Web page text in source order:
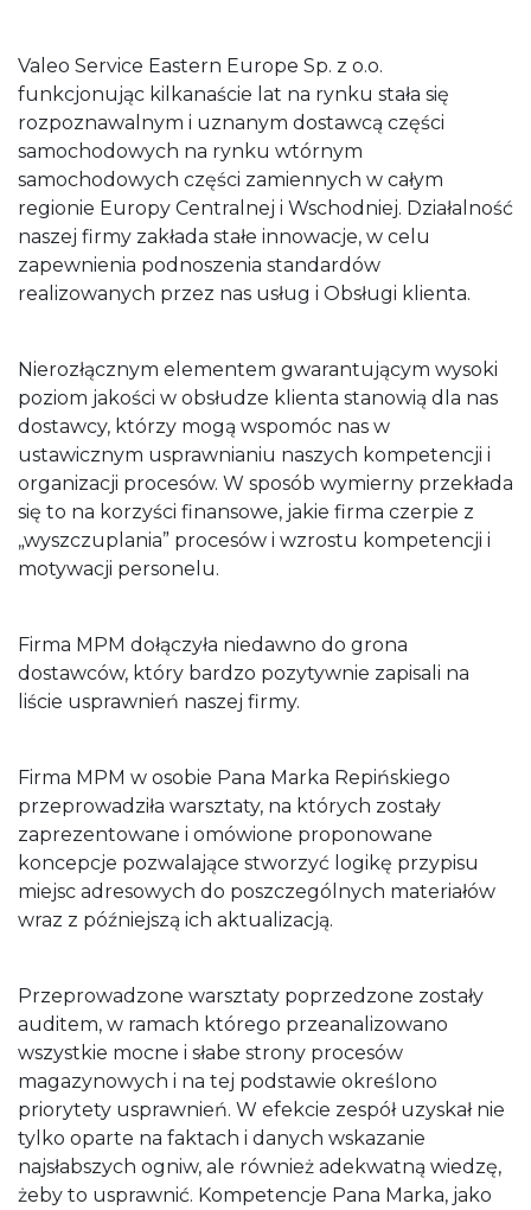
Valeo Service Eastern Europe Sp. z o.o.
funkcjonując kilkanaście lat na rynku stała się
rozpoznawalnym i uznanym dostawcą części
samochodowych na rynku wtórnym
samochodowych części zamiennych w całym
regionie Europy Centralnej i Wschodniej. Działalność
naszej firmy zakłada stałe innowacje, w celu
zapewnienia podnoszenia standardów
realizowanych przez nas usług i Obsługi klienta.
Nierozłącznym elementem gwarantującym wysoki
poziom jakości w obsłudze klienta stanowią dla nas
dostawcy, którzy mogą wspomóc nas w
ustawicznym usprawnianiu naszych kompetencji i
organizacji procesów. W sposób wymierny przekłada
się to na korzyści finansowe, jakie firma czerpie z
„wyszczuplania” procesów i wzrostu kompetencji i
motywacji personelu.
Firma MPM dołączyła niedawno do grona
dostawców, który bardzo pozytywnie zapisali na
liście usprawnień naszej firmy.
Firma MPM w osobie Pana Marka Repińskiego
przeprowadziła warsztaty, na których zostały
zaprezentowane i omówione proponowane
koncepcje pozwalające stworzyć logikę przypisu
miejsc adresowych do poszczególnych materiałów
wraz z późniejszą ich aktualizacją.
Przeprowadzone warsztaty poprzedzone zostały
auditem, w ramach którego przeanalizowano
wszystkie mocne i słabe strony procesów
magazynowych i na tej podstawie określono
priorytety usprawnień. W efekcie zespół uzyskał nie
tylko oparte na faktach i danych wskazanie
najsłabszych ogniw, ale również adekwatną wiedzę,
żeby to usprawnić. Kompetencje Pana Marka, jako